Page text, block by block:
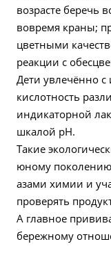
возрасте беречь
вовремя краны;
цветными
реакции с
Дети увлечённо с
кислотность
индикаторной
шкалой рН.
Такие
юному поколению
азами химии и
проверять
А главное
бережному